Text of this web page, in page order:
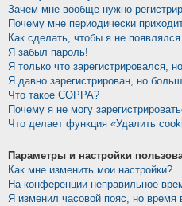
Зачем мне вообще нужно
Почему мне периодически
Как сделать, чтобы я не
Я забыл пароль!
Я только что зарегистрировался,
Я давно зарегистрирован, но
Что такое COPPA?
Почему я не могу
Что делает функция «Удалить
Параметры и настройки
Как мне изменить мои настройки?
На конференции неправильное
Я изменил часовой пояс, но время